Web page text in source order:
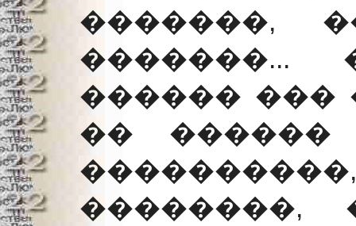
�������,
������ ���
�� ������
��������,